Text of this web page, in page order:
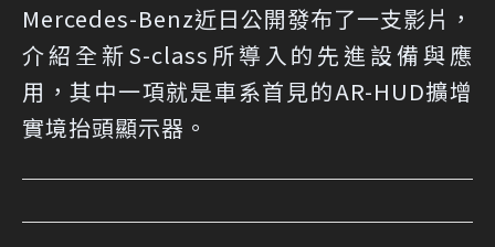
Mercedes-Benz近日公開發布了一支影片，
介紹全新S-class所導入的先進設備與應
用，其中一項就是車系首見的AR-HUD擴增
實境抬頭顯示器。